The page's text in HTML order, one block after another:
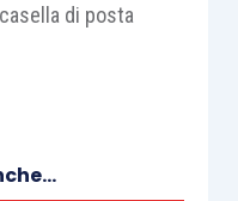
di posta